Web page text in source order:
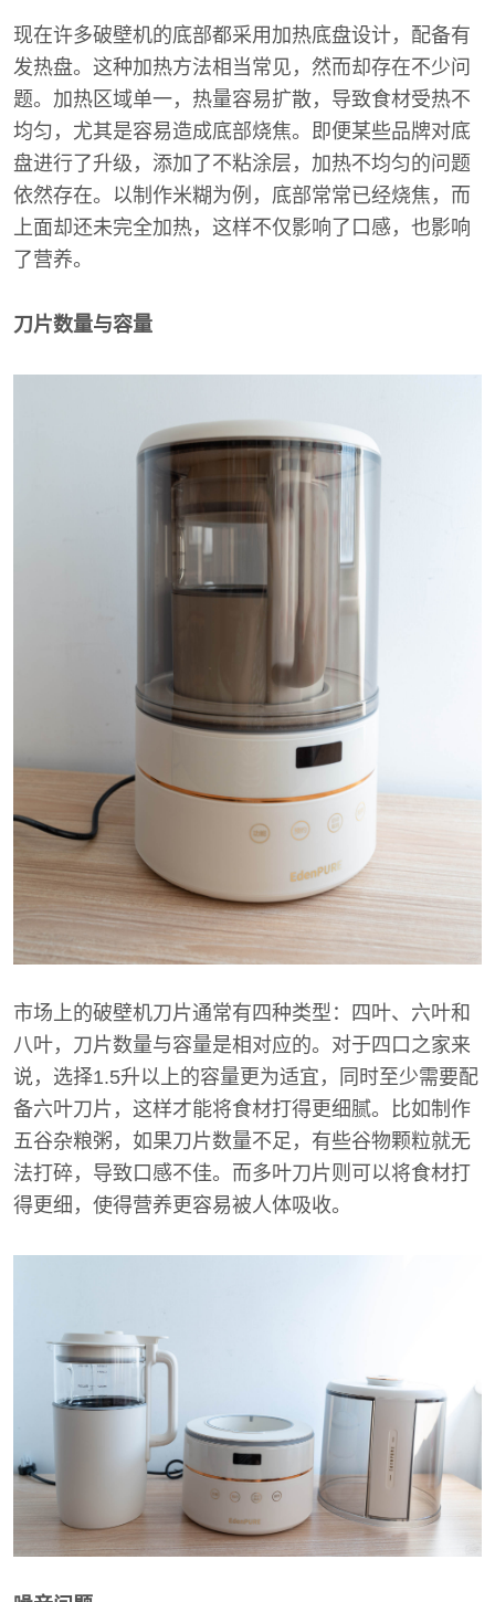
现在许多破壁机的底部都采用加热底盘设计，配备有
发热盘。这种加热方法相当常见，然而却存在不少问
题。加热区域单一，热量容易扩散，导致食材受热不
均匀，尤其是容易造成底部烧焦。即便某些品牌对底
盘进行了升级，添加了不粘涂层，加热不均匀的问题
依然存在。以制作米糊为例，底部常常已经烧焦，而
上面却还未完全加热，这样不仅影响了口感，也影响
了营养。
刀片数量与容量
市场上的破壁机刀片通常有四种类型：四叶、六叶和
八叶，刀片数量与容量是相对应的。对于四口之家来
说，选择1.5升以上的容量更为适宜，同时至少需要配
备六叶刀片，这样才能将食材打得更细腻。比如制作
五谷杂粮粥，如果刀片数量不足，有些谷物颗粒就无
法打碎，导致口感不佳。而多叶刀片则可以将食材打
得更细，使得营养更容易被人体吸收。